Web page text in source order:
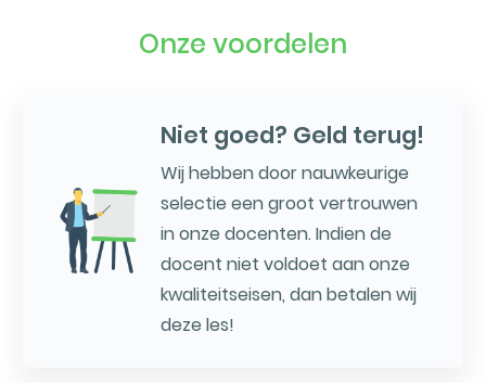
Onze voordelen
Niet goed? Geld terug!
Wij hebben door nauwkeurige
selectie een groot vertrouwen
in onze docenten. Indien de
docent niet voldoet aan onze
kwaliteitseisen, dan betalen wij
deze les!